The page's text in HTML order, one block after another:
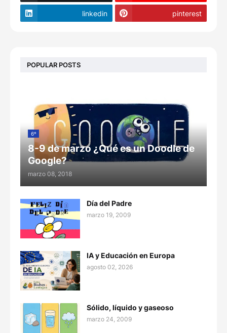
linkedin pinterest
POPULAR POSTS
6º
8-9 de marzo ¿Qué es un Doodle de
Google?
marzo 08, 2018
Día del Padre
marzo 19, 2009
IA y Educación en Europa
agosto 02, 2026
Sólido, líquido y gaseoso
marzo 24, 2009